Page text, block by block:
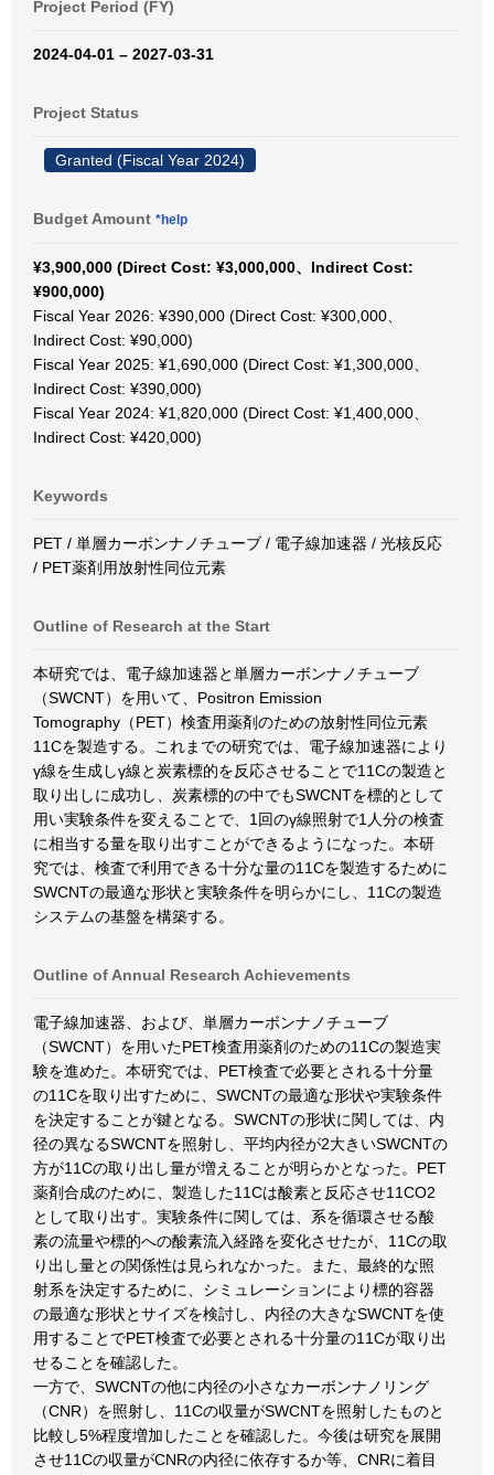
Project Period (FY)
2024-04-01 – 2027-03-31
Project Status
Granted (Fiscal Year 2024)
Budget Amount *help
¥3,900,000 (Direct Cost: ¥3,000,000、Indirect Cost:
¥900,000)
Fiscal Year 2026: ¥390,000 (Direct Cost: ¥300,000、
Indirect Cost: ¥90,000)
Fiscal Year 2025: ¥1,690,000 (Direct Cost: ¥1,300,000、
Indirect Cost: ¥390,000)
Fiscal Year 2024: ¥1,820,000 (Direct Cost: ¥1,400,000、
Indirect Cost: ¥420,000)
Keywords
PET / 単層カーボンナノチューブ / 電子線加速器 / 光核反応
/ PET薬剤用放射性同位元素
Outline of Research at the Start
本研究では、電子線加速器と単層カーボンナノチューブ
（SWCNT）を用いて、Positron Emission
Tomography（PET）検査用薬剤のための放射性同位元素
11Cを製造する。これまでの研究では、電子線加速器により
γ線を生成しγ線と炭素標的を反応させることで11Cの製造と
取り出しに成功し、炭素標的の中でもSWCNTを標的として
用い実験条件を変えることで、1回のγ線照射で1人分の検査
に相当する量を取り出すことができるようになった。本研
究では、検査で利用できる十分な量の11Cを製造するために
SWCNTの最適な形状と実験条件を明らかにし、11Cの製造
システムの基盤を構築する。
Outline of Annual Research Achievements
電子線加速器、および、単層カーボンナノチューブ
（SWCNT）を用いたPET検査用薬剤のための11Cの製造実
験を進めた。本研究では、PET検査で必要とされる十分量
の11Cを取り出すために、SWCNTの最適な形状や実験条件
を決定することが鍵となる。SWCNTの形状に関しては、内
径の異なるSWCNTを照射し、平均内径が2大きいSWCNTの
方が11Cの取り出し量が増えることが明らかとなった。PET
薬剤合成のために、製造した11Cは酸素と反応させ11CO2
として取り出す。実験条件に関しては、系を循環させる酸
素の流量や標的への酸素流入経路を変化させたが、11Cの取
り出し量との関係性は見られなかった。また、最終的な照
射系を決定するために、シミュレーションにより標的容器
の最適な形状とサイズを検討し、内径の大きなSWCNTを使
用することでPET検査で必要とされる十分量の11Cが取り出
せることを確認した。
一方で、SWCNTの他に内径の小さなカーボンナノリング
（CNR）を照射し、11Cの収量がSWCNTを照射したものと
比較し5%程度増加したことを確認した。今後は研究を展開
させ11Cの収量がCNRの内径に依存するか等、CNRに着目